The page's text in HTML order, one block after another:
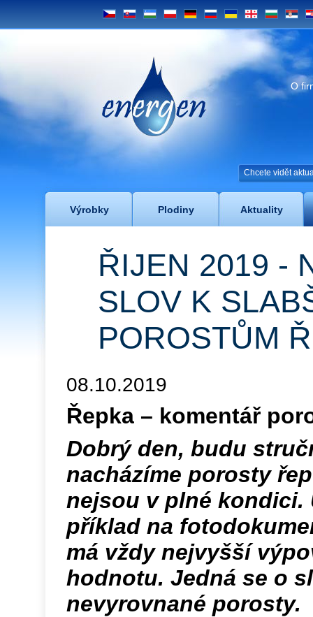
CS SK UZ PL DE RU UA GE BG SRB
Energen
O
Chcete vidět
Výrobky Plodiny Aktuality
ŘIJEN 2019 -
SLOV K
POROSTŮM
08.10.2019
Řepka – komentář
Dobrý den, budu
nacházíme porosty
nejsou v plné kondici.
příklad na
má vždy nejvyšší
hodnotu. Jedná se o
nevyrovnané porosty.